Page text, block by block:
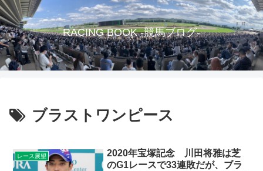
RACING BOOK -競馬ブログ-
ブラストワンピース
レース展望
2020年宝塚記念 川田将雅は芝
のG1レースで33連敗だが、ブラ